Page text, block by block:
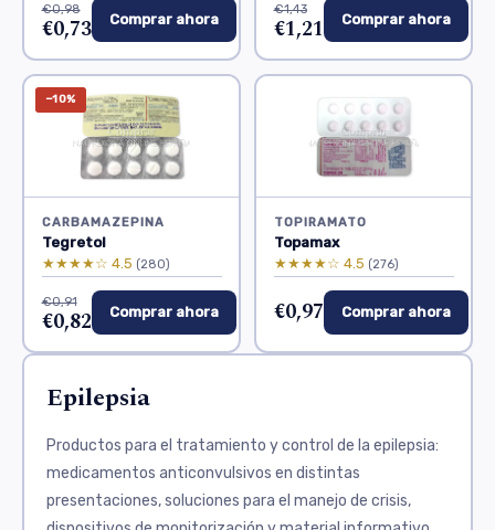
€0,98
€0,73 Comprar ahora
€1,43
€1,21 Comprar ahora
−10%
CARBAMAZEPINA
Tegretol
★★★★☆ 4.5 (280)
€0,91
€0,82 Comprar ahora
TOPIRAMATO
Topamax
★★★★☆ 4.5 (276)
€0,97 Comprar ahora
Epilepsia
Productos para el tratamiento y control de la epilepsia:
medicamentos anticonvulsivos en distintas
presentaciones, soluciones para el manejo de crisis,